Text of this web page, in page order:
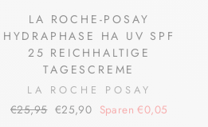
LA ROCHE-POSAY
HYDRAPHASE HA UV SPF
25 REICHHALTIGE
TAGESCREME
LA ROCHE POSAY
Normaler
€25,95 Sonderpreis
€25,90 Sparen €0,05